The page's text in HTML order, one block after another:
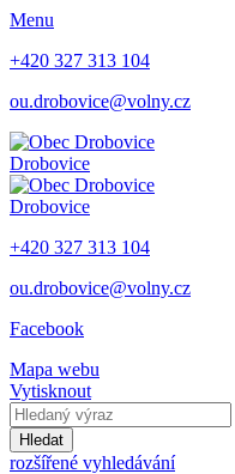
Menu
+420 327 313 104
ou.drobovice@volny.cz
Drobovice
Drobovice
+420 327 313 104
ou.drobovice@volny.cz
Facebook
Mapa webu
Vytisknout
Hledat
rozšířené vyhledávání